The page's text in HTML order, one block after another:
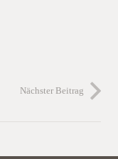
Nächster Beitrag